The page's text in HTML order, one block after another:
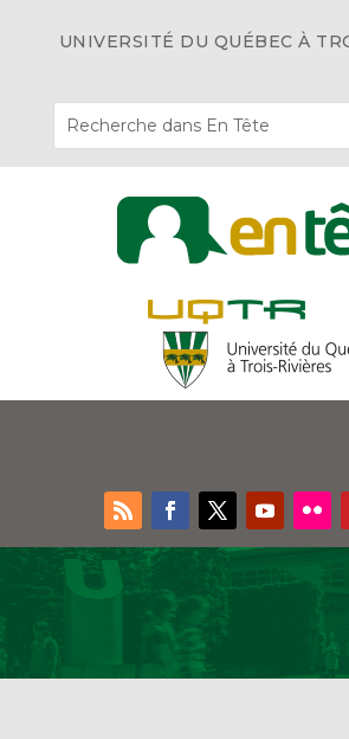
UNIVERSITÉ DU QUÉBEC À